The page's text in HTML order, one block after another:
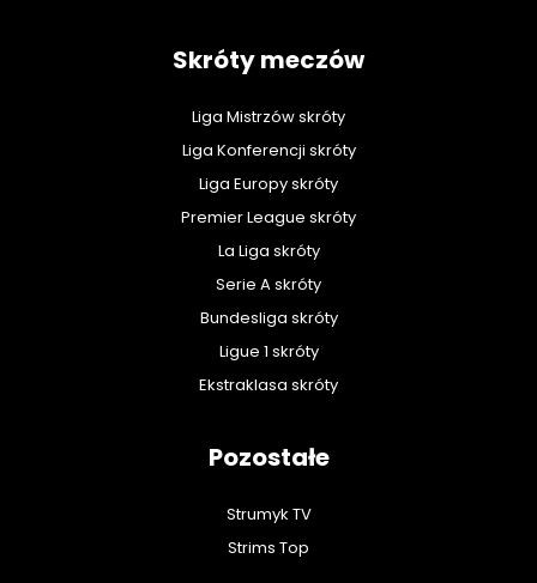
Skróty meczów
Liga Mistrzów skróty
Liga Konferencji skróty
Liga Europy skróty
Premier League skróty
La Liga skróty
Serie A skróty
Bundesliga skróty
Ligue 1 skróty
Ekstraklasa skróty
Pozostałe
Strumyk TV
Strims Top